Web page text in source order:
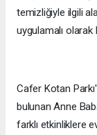
temizliğiyle ilgili
uygulamalı olarak
Cafer Kotan
bulunan Anne
farklı etkinliklere